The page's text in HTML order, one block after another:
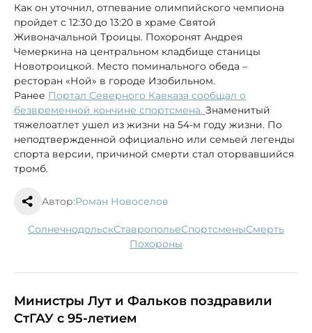
Как он уточнил, отпевание олимпийского чемпиона
пройдет с 12:30 до 13:20 в храме Святой
Живоначальной Троицы. Похоронят Андрея
Чемеркина на центральном кладбище станицы
Новотроицкой. Место поминального обеда –
ресторан «Ной» в городе Изобильном.
Ранее Портал Северного Кавказа сообщал о
безвременной кончине спортсмена. Знаменитый
тяжелоатлет ушел из жизни на 54-м году жизни. По
неподтвержденной официально или семьей легенды
спорта версии, причиной смерти стал оторвавшийся
тромб.
Автор:Роман Новоселов
Солнечнодольск Ставрополье спортсмены
смерть
похороны
Министры Лут и Фальков поздравили
СтГАУ с 95-летием